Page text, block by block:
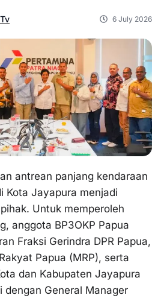
6 July 2026
antrean panjang kendaraan
Kota Jayapura menjadi
Untuk memperoleh
anggota BP3OKP Papua
Fraksi Gerindra DPR Papua,
Papua (MRP), serta
dan Kabupaten Jayapura
dengan General Manager